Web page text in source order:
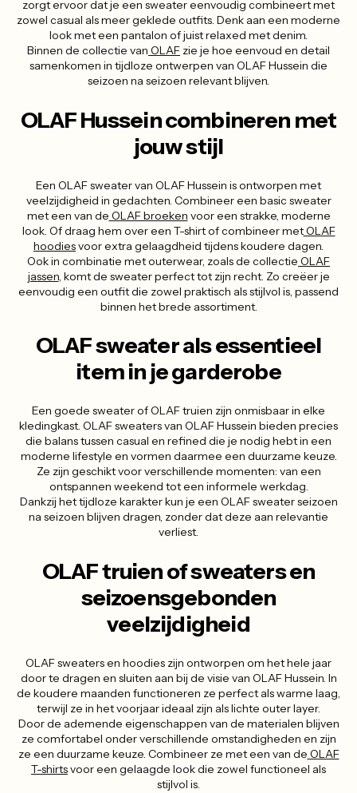
zorgt ervoor dat je een sweater eenvoudig combineert met
zowel casual als meer geklede outfits. Denk aan een moderne
look met een pantalon of juist relaxed met denim.
Binnen de collectie van OLAF zie je hoe eenvoud en detail
samenkomen in tijdloze ontwerpen van OLAF Hussein die
seizoen na seizoen relevant blijven.
OLAF Hussein combineren met
jouw stijl
Een OLAF sweater van OLAF Hussein is ontworpen met
veelzijdigheid in gedachten. Combineer een basic sweater
met een van de OLAF broeken voor een strakke, moderne
look. Of draag hem over een T-shirt of combineer metOLAF
hoodiesvoor extra gelaagdheid tijdens koudere dagen.
Ook in combinatie met outerwear, zoals de collectie OLAF
jassen, komt de sweater perfect tot zijn recht. Zo creëer je
eenvoudig een outfit die zowel praktisch als stijlvol is, passend
binnen het brede assortiment.
OLAF sweater als essentieel
item in je garderobe
Een goede sweater of OLAF truien zijn onmisbaar in elke
kledingkast. OLAF sweaters van OLAF Hussein bieden precies
die balans tussen casual en refined die je nodig hebt in een
moderne lifestyle en vormen daarmee een duurzame keuze.
Ze zijn geschikt voor verschillende momenten: van een
ontspannen weekend tot een informele werkdag.
Dankzij het tijdloze karakter kun je een OLAF sweater seizoen
na seizoen blijven dragen, zonder dat deze aan relevantie
verliest.
OLAF truien of sweaters en
seizoensgebonden
veelzijdigheid
OLAF sweaters en hoodies zijn ontworpen om het hele jaar
door te dragen en sluiten aan bij de visie van OLAF Hussein. In
de koudere maanden functioneren ze perfect als warme laag,
terwijl ze in het voorjaar ideaal zijn als lichte outer layer.
Door de ademende eigenschappen van de materialen blijven
ze comfortabel onder verschillende omstandigheden en zijn
ze een duurzame keuze. Combineer ze met een van de OLAF
T-shirtsvoor een gelaagde look die zowel functioneel als
stijlvol is.